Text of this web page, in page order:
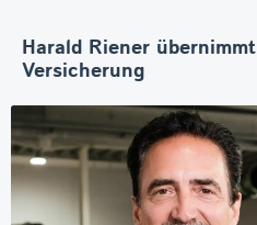
Harald Riener
Versicherung